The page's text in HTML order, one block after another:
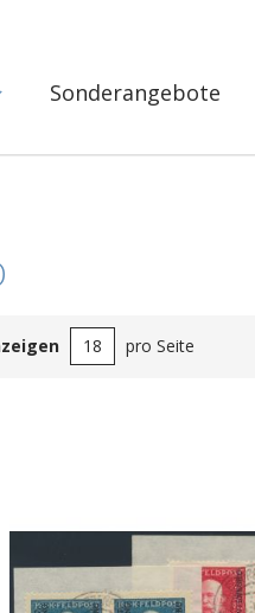
Sonderangebote
pro Seite